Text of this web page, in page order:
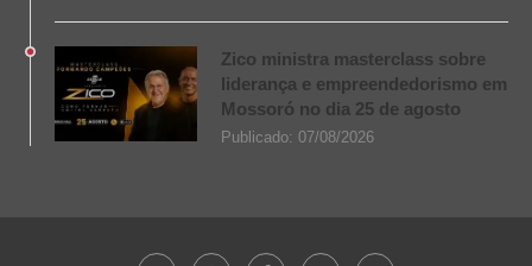
Zico ministra masterclass sobre
liderança e empreendedorismo em
Mossoró no dia 25 de agosto
Publicado: 07/08/2026